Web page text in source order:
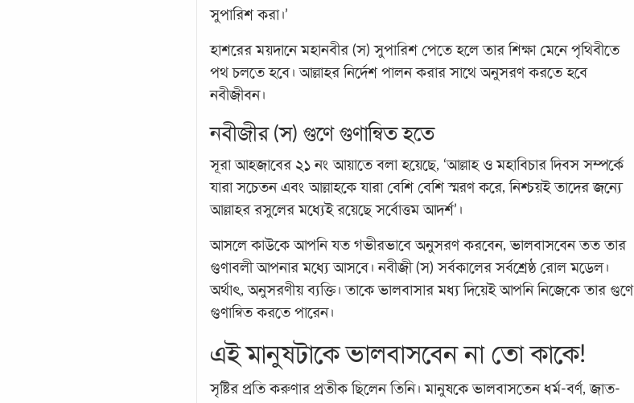
সুপারিশ করা।’
হাশরের ময়দানে মহানবীর (স) সুপারিশ পেতে হলে তার শিক্ষা মেনে পৃথিবীতে
পথ চলতে হবে। আল্লাহর নির্দেশ পালন করার সাথে অনুসরণ করতে হবে
নবীজীবন।
নবীজীর (স) গুণে গুণান্বিত হতে
সূরা আহজাবের ২১ নং আয়াতে বলা হয়েছে, ‘আল্লাহ ও মহাবিচার দিবস সম্পর্কে
যারা সচেতন এবং আল্লাহকে যারা বেশি বেশি স্মরণ করে, নিশ্চয়ই তাদের জন্যে
আল্লাহর রসুলের মধ্যেই রয়েছে সর্বোত্তম আদর্শ’।
আসলে কাউকে আপনি যত গভীরভাবে অনুসরণ করবেন, ভালবাসবেন তত তার
গুণাবলী আপনার মধ্যে আসবে। নবীজী (স) সর্বকালের সর্বশ্রেষ্ঠ রোল মডেল।
অর্থাৎ, অনুসরণীয় ব্যক্তি। তাকে ভালবাসার মধ্য দিয়েই আপনি নিজেকে তার গুণে
গুণান্বিত করতে পারেন।
এই মানুষটাকে ভালবাসবেন না তো কাকে!
সৃষ্টির প্রতি করুণার প্রতীক ছিলেন তিনি। মানুষকে ভালবাসতেন ধর্ম-বর্ণ, জাত-